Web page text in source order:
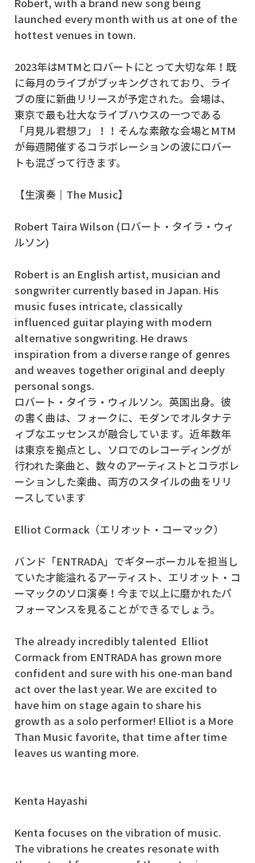
launched every month with us at one of the
hottest venues in town.
2023年はMTMとロバートにとって大切な年！既
に毎月のライブがブッキングされており、ライ
ブの度に新曲リリースが予定された。会場は、
東京で最も壮大なライブハウスの一つである
「月見ル君想フ」！！そんな素敵な会場とMTM
が毎週開催するコラボレーションの波にロバー
トも混ざって行きます。
【生演奏｜The Music】
Robert Taira Wilson (ロバート・タイラ・ウィ
ルソン)
Robert is an English artist, musician and
songwriter currently based in Japan. His
music fuses intricate, classically
influenced guitar playing with modern
alternative songwriting. He draws
inspiration from a diverse range of genres
and weaves together original and deeply
personal songs.
ロバート・タイラ・ウィルソン。英国出身。彼
の書く曲は、フォークに、モダンでオルタナテ
ィブなエッセンスが融合しています。近年数年
は東京を拠点とし、ソロでのレコーディングが
行われた楽曲と、数々のアーティストとコラボレ
ーションした楽曲、両方のスタイルの曲をリリ
ースしています
Elliot Cormack（エリオット・コーマック）
バンド「ENTRADA」でギターボーカルを担当し
ていた才能溢れるアーティスト、エリオット・コ
ーマックのソロ演奏！今まで以上に磨かれたパ
フォーマンスを見ることができるでしょう。
The already incredibly talented  Elliot
Cormack from ENTRADA has grown more
confident and sure with his one-man band
act over the last year. We are excited to
have him on stage again to share his
growth as a solo performer! Elliot is a More
Than Music favorite, that time after time
leaves us wanting more.
Kenta Hayashi
Kenta focuses on the vibration of music.
The vibrations he creates resonate with